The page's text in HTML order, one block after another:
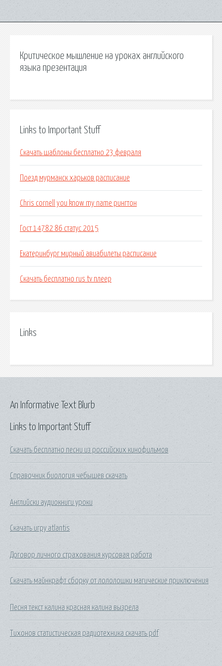
Критическое мышление на уроках английского
языка презентация
Links to Important Stuff
Скачать шаблоны бесплатно 23 февраля
Поезд мурманск харьков расписание
Chris cornell you know my name рингтон
Гост 14782 86 статус 2015
Екатеринбург мирный авиабилеты расписание
Скачать бесплатно rus tv плеер
Links
Links to Important Stuff
Скачать бесплатно песни из российских кинофильмов
Справочник биология чебышев скачать
Английски аудиокниги уроки
Скачать игру atlantis
Договор личного страхования курсовая работа
Скачать майнкрафт сборку от лололошки магические приключения
Песня текст калина красная калина вызрела
Тихонов статистическая радиотехника скачать pdf
An Informative Text Blurb